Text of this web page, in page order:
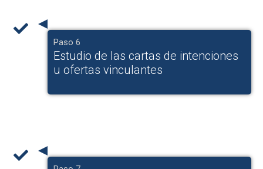
Paso 6
Estudio de las cartas de intenciones
u ofertas vinculantes